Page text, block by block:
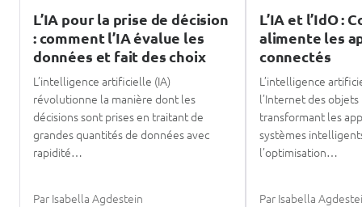
L’IA pour la prise de décision
: comment l’IA évalue les
données et fait des choix
L’intelligence artificielle (IA)
révolutionne la manière dont les
décisions sont prises en traitant de
grandes quantités de données avec
rapidité…
Par Isabella Agdestein
L’IA et l’IdO :
alimente les
connectés
L’intelligence
l’Internet des objets
transformant les
systèmes
l’optimisation…
Par Isabella